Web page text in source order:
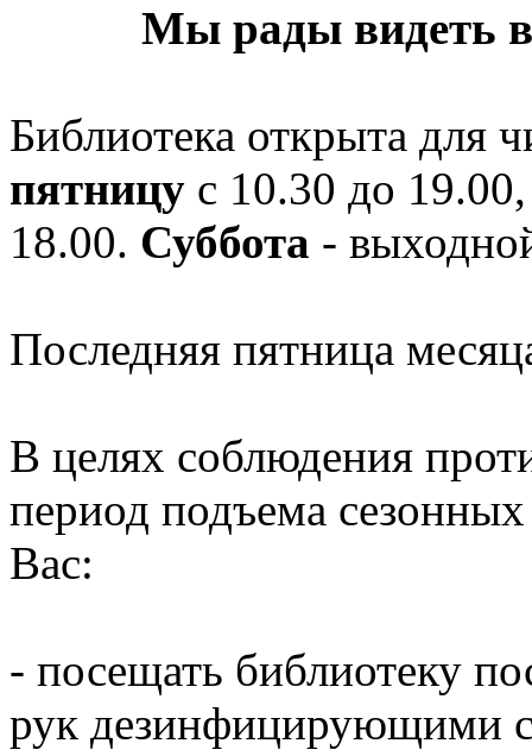
Мы рады видеть
Библиотека открыта для
пятницу с 10.30 до
18.00. Суббота -
Последняя пятница
В целях соблюдения
период подъема
Вас:
- посещать библиотеку
рук дезинфицирующими